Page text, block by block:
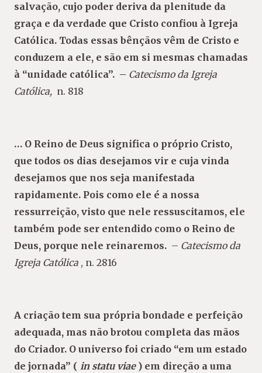
salvação, cujo poder deriva da plenitude da
graça e da verdade que Cristo confiou à Igreja
Católica. Todas essas bênçãos vêm de Cristo e
conduzem a ele, e são em si mesmas chamadas
à “unidade católica”. – Catecismo da Igreja
Católica, n. 818
… O Reino de Deus significa o próprio Cristo,
que todos os dias desejamos vir e cuja vinda
desejamos que nos seja manifestada
rapidamente. Pois como ele é a nossa
ressurreição, visto que nele ressuscitamos, ele
também pode ser entendido como o Reino de
Deus, porque nele reinaremos. – Catecismo da
Igreja Católica , n. 2816
A criação tem sua própria bondade e perfeição
adequada, mas não brotou completa das mãos
do Criador. O universo foi criado “em um estado
de jornada” ( in statu viae) em direção a uma